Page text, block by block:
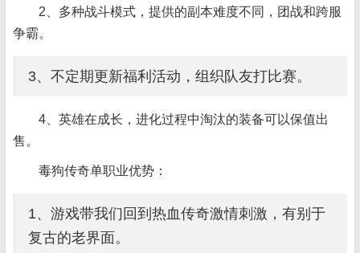
2、多种战斗模式，提供的副本难度不同，团战和跨服
争霸。
3、不定期更新福利活动，组织队友打比赛。
4、英雄在成长，进化过程中淘汰的装备可以保值出
售。
毒狗传奇单职业优势：
1、游戏带我们回到热血传奇激情刺激，有别于
复古的老界面。